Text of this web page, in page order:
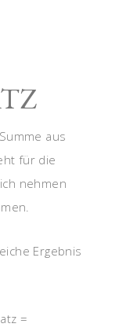
aus
für die
nehmen
Ergebnis
=